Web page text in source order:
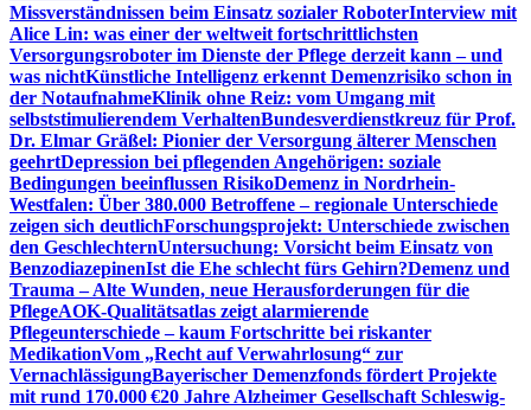
Missverständnissen beim Einsatz sozialer RoboterInterview mit
Alice Lin: was einer der weltweit fortschrittlichsten
Versorgungsroboter im Dienste der Pflege derzeit kann – und
was nichtKünstliche Intelligenz erkennt Demenzrisiko schon in
der NotaufnahmeKlinik ohne Reiz: vom Umgang mit
selbststimulierendem VerhaltenBundesverdienstkreuz für Prof.
Dr. Elmar Gräßel: Pionier der Versorgung älterer Menschen
geehrtDepression bei pflegenden Angehörigen: soziale
Bedingungen beeinflussen RisikoDemenz in Nordrhein-
Westfalen: Über 380.000 Betroffene – regionale Unterschiede
zeigen sich deutlichForschungsprojekt: Unterschiede zwischen
den GeschlechternUntersuchung: Vorsicht beim Einsatz von
BenzodiazepinenIst die Ehe schlecht fürs Gehirn?Demenz und
Trauma – Alte Wunden, neue Herausforderungen für die
PflegeAOK-Qualitätsatlas zeigt alarmierende
Pflegeunterschiede – kaum Fortschritte bei riskanter
MedikationVom „Recht auf Verwahrlosung“ zur
VernachlässigungBayerischer Demenzfonds fördert Projekte
mit rund 170.000 €20 Jahre Alzheimer Gesellschaft Schleswig-